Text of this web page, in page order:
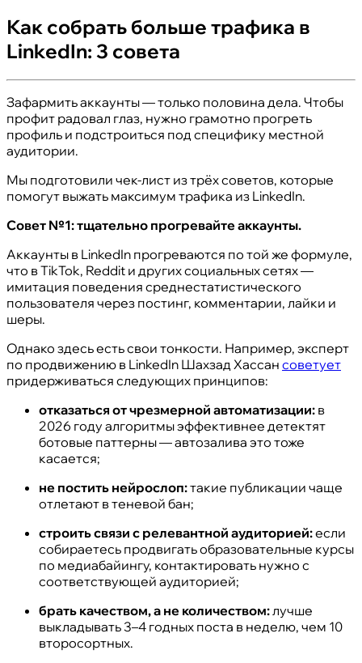
Как собрать больше трафика в
LinkedIn: 3 совета
Зафармить аккаунты — только половина дела. Чтобы
профит радовал глаз, нужно грамотно прогреть
профиль и подстроиться под специфику местной
аудитории.
Мы подготовили чек-лист из трёх советов, которые
помогут выжать максимум трафика из LinkedIn.
Совет №1: тщательно прогревайте аккаунты.
Аккаунты в LinkedIn прогреваются по той же формуле,
что в TikTok, Reddit и других социальных сетях —
имитация поведения среднестатистического
пользователя через постинг, комментарии, лайки и
шеры.
Однако здесь есть свои тонкости. Например, эксперт
по продвижению в LinkedIn Шахзад Хассан советует
придерживаться следующих принципов:
отказаться от чрезмерной автоматизации: в
2026 году алгоритмы эффективнее детектят
ботовые паттерны — автозалива это тоже
касается;
не постить нейрослоп:такие публикации чаще
отлетают в теневой бан;
строить связи с релевантной аудиторией:если
собираетесь продвигать образовательные курсы
по медиабайингу, контактировать нужно с
соответствующей аудиторией;
брать качеством, а не количеством:лучше
выкладывать 3–4 годных поста в неделю, чем 10
второсортных.